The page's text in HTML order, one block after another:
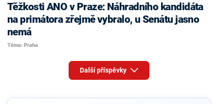
Těžkosti ANO v Praze: Náhradního kandidáta
na primátora zřejmě vybralo, u Senátu jasno
nemá
Téma: Praha
Další příspěvky